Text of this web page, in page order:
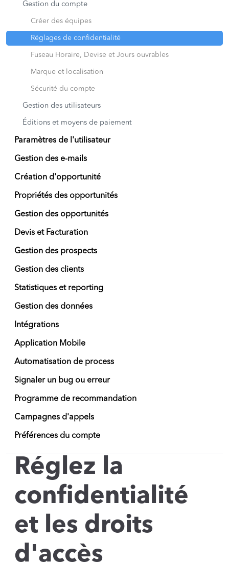
Gestion du compte
Créer des équipes
Réglages de confidentialité
Fuseau Horaire, Devise et Jours ouvrables
Marque et localisation
Sécurité du compte
Gestion des utilisateurs
Éditions et moyens de paiement
Paramètres de l'utilisateur
Gestion des e-mails
Création d'opportunité
Propriétés des opportunités
Gestion des opportunités
Devis et Facturation
Gestion des prospects
Gestion des clients
Statistiques et reporting
Gestion des données
Intégrations
Application Mobile
Automatisation de process
Signaler un bug ou erreur
Programme de recommandation
Campagnes d'appels
Préférences du compte
Réglez la
confidentialité
et les droits
d'accès